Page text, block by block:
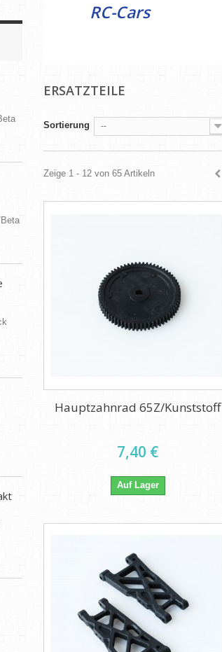
RC-Cars
ERSATZTEILE
Sortierung --
Zeige 1 - 12 von 65 Artikeln
Hauptzahnrad 65Z/Kunststoff
7,40 €
Auf Lager